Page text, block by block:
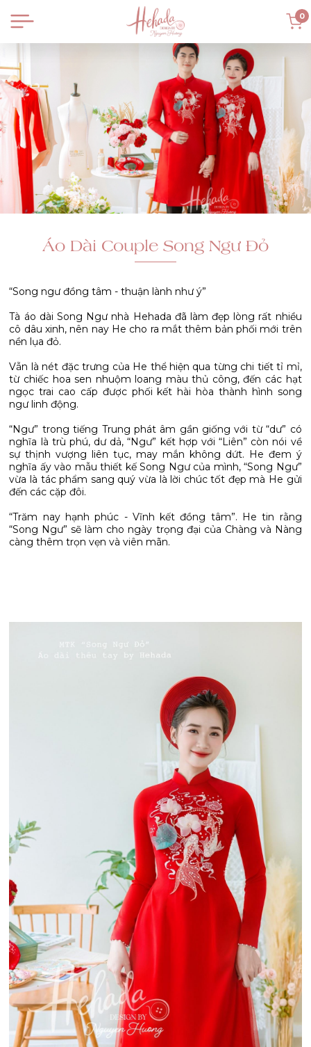
0
Áo Dài Couple Song Ngư Đỏ
“Song ngư đồng tâm - thuận lành như ý”
Tà áo dài Song Ngư nhà Hehada đã làm đẹp lòng rất nhiều
cô dâu xinh, nên nay He cho ra mắt thêm bản phối mới trên
nền lụa đỏ.
Vẫn là nét đặc trưng của He thể hiện qua từng chi tiết tỉ mỉ,
từ chiếc hoa sen nhuộm loang màu thủ công, đến các hạt
ngọc trai cao cấp được phối kết hài hòa thành hình song
ngư linh động.
“Ngư” trong tiếng Trung phát âm gần giống với từ “dư” có
nghĩa là trù phú, dư dả, “Ngư” kết hợp với “Liên” còn nói về
sự thịnh vượng liên tục, may mắn không dứt. He đem ý
nghĩa ấy vào mẫu thiết kế Song Ngư của mình, “Song Ngư”
vừa là tác phẩm sang quý vừa là lời chúc tốt đẹp mà He gửi
đến các cặp đôi.
“Trăm nay hạnh phúc - Vĩnh kết đồng tâm”. He tin rằng
“Song Ngư” sẽ làm cho ngày trọng đại của Chàng và Nàng